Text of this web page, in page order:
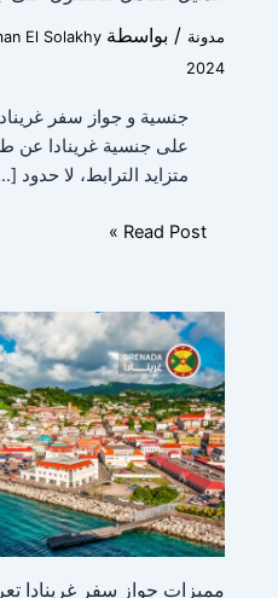
مدونة / بواسطة El Solakhy
2024
جنسية و جواز سفر
على جنسية غرينادا عن
متزايد الترابط، لا حدود
Read Post »
مميزات جواز سفر غرينادا